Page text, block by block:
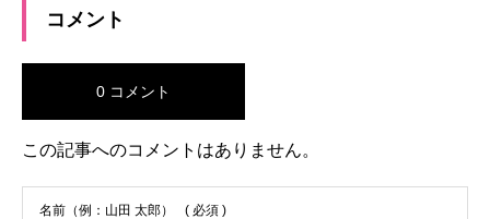
コメント
0 コメント
この記事へのコメントはありません。
名前（例：山田 太郎） ( 必須 )